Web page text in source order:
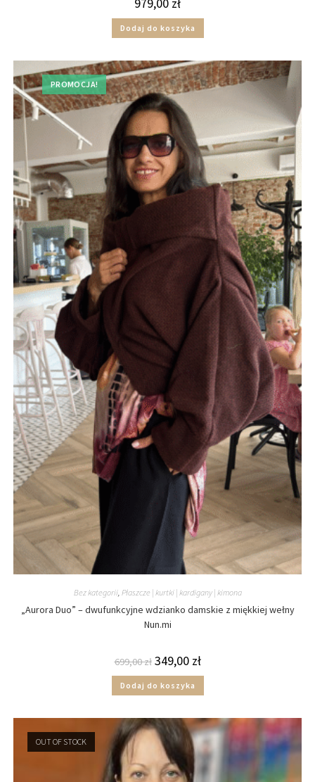
Dodaj do koszyka
PROMOCJA!
Bez kategorii, Płaszcze | kurtki | kardigany | kimona
„Aurora Duo” – dwufunkcyjne wdzianko damskie z miękkiej wełny
Nun.mi
699,00zł 349,00 zł
Dodaj do koszyka
OUT OF STOCK